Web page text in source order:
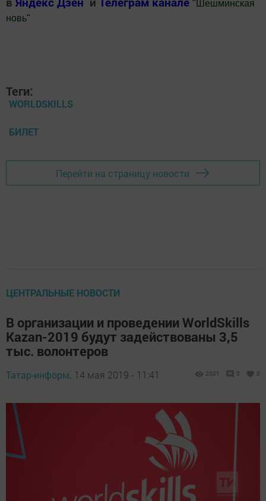
" Шешминская
новь"
Теги:
WORLDSKILLS
БИЛЕТ
Перейти на страницу новости
ЦЕНТРАЛЬНЫЕ НОВОСТИ
В организации и проведении WorldSkills
Kazan-2019 будут задействованы 3,5
тыс. волонтеров
Татар-информ, 14 мая 2019 - 11:41 2001 0 0